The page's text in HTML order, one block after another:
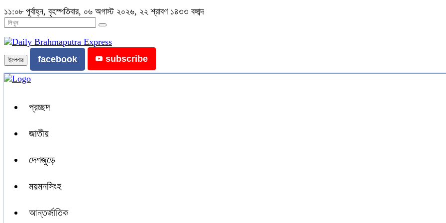
১১:০৮ পূর্বাহ্ন, বৃহস্পতিবার, ০৬ অগাস্ট ২০২৬, ২২ শ্রাবণ ১৪৩৩ বঙ্গাব্দ
ইপেপার facebook subscribe
প্রচ্ছদ
জাতীয়
দেশজুড়ে
ময়মনসিংহ
আন্তর্জাতিক